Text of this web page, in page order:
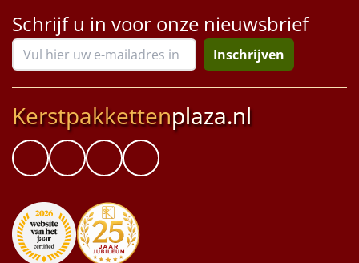
Schrijf u in voor onze nieuwsbrief
Inschrijven
Kerstpakkettenplaza.nl